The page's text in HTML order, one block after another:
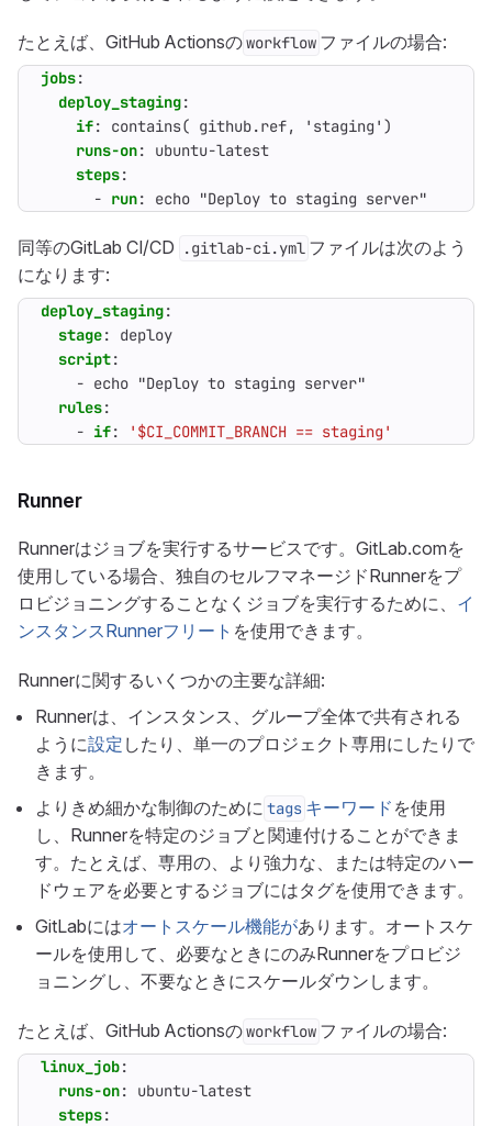
たとえば、GitHub Actionsのworkflow ファイルの場合:
jobs:
deploy_staging:
if:
contains( github.ref, 'staging')
runs-on:
ubuntu-latest
steps:
- run: echo "Deploy to staging server"
同等のGitLab CI/CD .gitlab-ci.yml ファイルは次のよう
になります:
deploy_staging:
stage:
deploy
script:
- echo "Deploy to staging server"
rules:
- if: '$CI_COMMIT_BRANCH == staging'
Runner
Runnerはジョブを実行するサービスです。GitLab.comを
使用している場合、独自のセルフマネージドRunnerをプ
ロビジョニングすることなくジョブを実行するために、 イ
ンスタンスRunnerフリート を使用できます。
Runnerに関するいくつかの主要な詳細:
Runnerは、インスタンス、グループ全体で共有される
ように設定 したり、単一のプロジェクト専用にしたりで
きます。
よりきめ細かな制御のために tags キーワード を使用
し、Runnerを特定のジョブと関連付けることができま
す。たとえば、専用の、より強力な、または特定のハー
ドウェアを必要とするジョブにはタグを使用できます。
GitLabにはオートスケール機能があります。オートスケ
ールを使用して、必要なときにのみRunnerをプロビジ
ョニングし、不要なときにスケールダウンします。
たとえば、GitHub Actionsのworkflow ファイルの場合:
linux_job:
runs-on:
ubuntu-latest
steps: